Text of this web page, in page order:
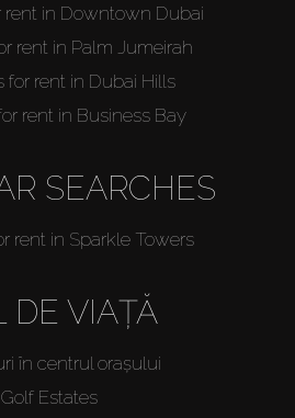
rent in Downtown Dubai
rent in Palm Jumeirah
for rent in Dubai Hills
rent in Business Bay
SEARCHES
rent in Sparkle Towers
DE VIAȚĂ
în centrul orașului
Golf Estates